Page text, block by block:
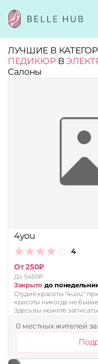
Город:
Принимает
ЛУЧШИЕ В
ПЕДИКЮР В
Салоны
4уou
4
От 250₽
До 5450₽
Закрыто до
Студия красоты "4uou"
красоты никогда не
Здесь вы можете
0 местных жителей